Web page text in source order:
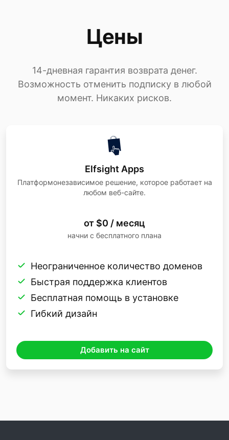
Цены
14-дневная гарантия возврата денег.
Возможность отменить подписку в любой
момент. Никаких рисков.
Elfsight Apps
Платформонезависимое решение, которое работает на
любом веб-сайте.
от $0 / месяц
начни с бесплатного плана
Неограниченное количество доменов
Быстрая поддержка клиентов
Бесплатная помощь в установке
Гибкий дизайн
Добавить на сайт